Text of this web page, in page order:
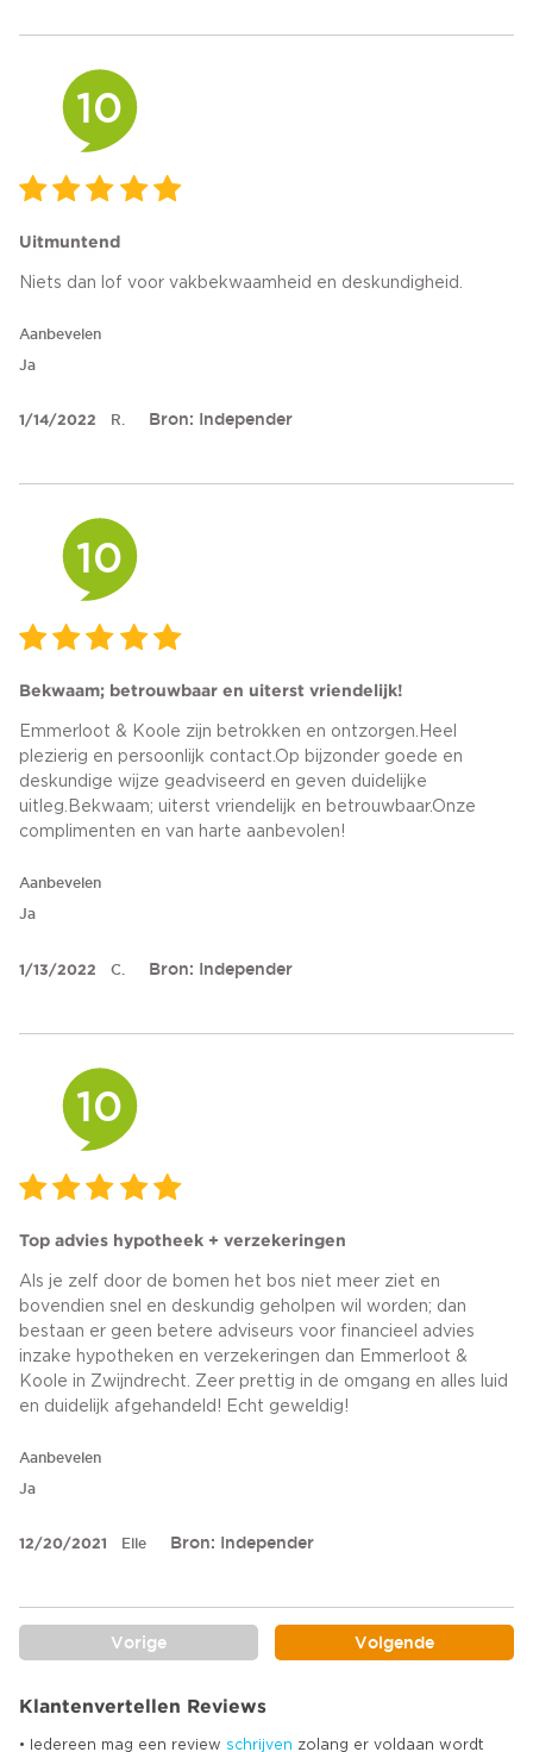
10
Uitmuntend
Niets dan lof voor vakbekwaamheid en deskundigheid.
Aanbevelen
Ja
1/14/2022 R. Bron: Independer
10
Bekwaam; betrouwbaar en uiterst vriendelijk!
Emmerloot & Koole zijn betrokken en ontzorgen.Heel
plezierig en persoonlijk contact.Op bijzonder goede en
deskundige wijze geadviseerd en geven duidelijke
uitleg.Bekwaam; uiterst vriendelijk en betrouwbaar.Onze
complimenten en van harte aanbevolen!
Aanbevelen
Ja
1/13/2022 C. Bron: Independer
10
Top advies hypotheek + verzekeringen
Als je zelf door de bomen het bos niet meer ziet en
bovendien snel en deskundig geholpen wil worden; dan
bestaan er geen betere adviseurs voor financieel advies
inzake hypotheken en verzekeringen dan Emmerloot &
Koole in Zwijndrecht. Zeer prettig in de omgang en alles luid
en duidelijk afgehandeld! Echt geweldig!
Aanbevelen
Ja
12/20/2021 Elle Bron: Independer
Vorige Volgende
Klantenvertellen Reviews
• Iedereen mag een review schrijven zolang er voldaan wordt